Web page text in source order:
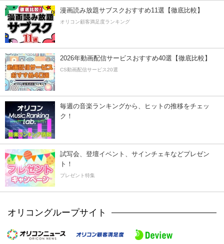
漫画読み放題サブスクおすすめ11選【徹底比較】
オリコン顧客満足度ランキング
2026年動画配信サービスおすすめ40選【徹底比較】
CS動画配信サービス20選
毎週の音楽ランキングから、ヒットの推移をチェッ
ク！
試写会、登壇イベント、サインチェキなどプレゼン
ト！
プレゼント特集
オリコングループサイト